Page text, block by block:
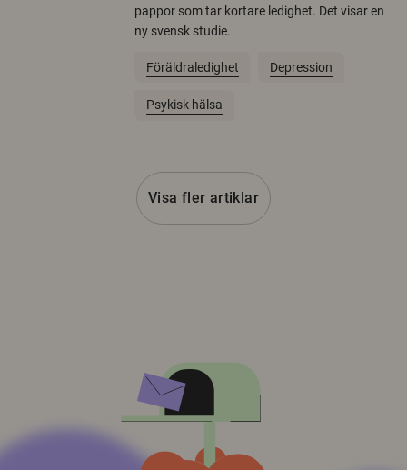
pappor som tar kortare ledighet. Det visar en
ny svensk studie.
Föräldraledighet Depression
Psykisk hälsa
Visa fler artiklar